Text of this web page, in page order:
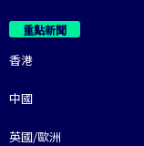
重點新聞
香港
中國
英國/歐洲